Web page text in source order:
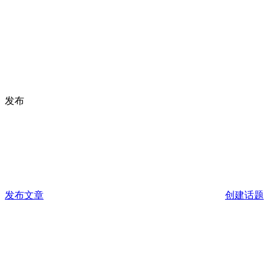
发布
发布文章 创建话题